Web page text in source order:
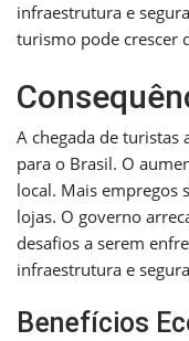
infraestrutura e
turismo pode crescer
A chegada de turistas
para o Brasil. O
local. Mais empregos
lojas. O governo
desafios a serem
infraestrutura e
Benefícios